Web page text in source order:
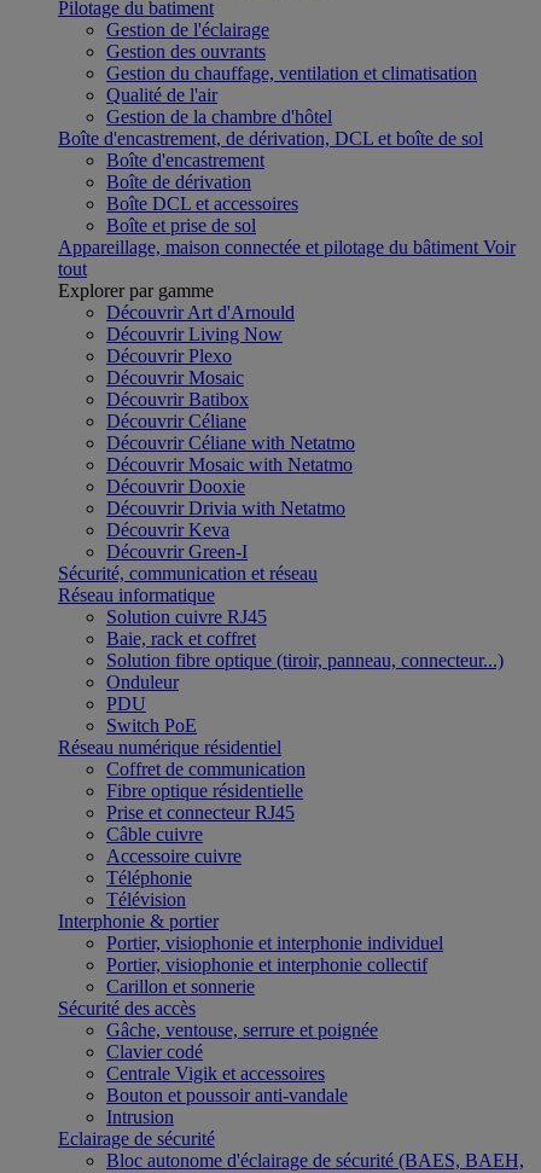
Pilotage du batiment
Gestion de l'éclairage
Gestion des ouvrants
Gestion du chauffage, ventilation et climatisation
Qualité de l'air
Gestion de la chambre d'hôtel
Boîte d'encastrement, de dérivation, DCL et boîte de sol
Boîte d'encastrement
Boîte de dérivation
Boîte DCL et accessoires
Boîte et prise de sol
Appareillage, maison connectée et pilotage du bâtiment Voir
tout
Explorer par gamme
Découvrir Art d'Arnould
Découvrir Living Now
Découvrir Plexo
Découvrir Mosaic
Découvrir Batibox
Découvrir Céliane
Découvrir Céliane with Netatmo
Découvrir Mosaic with Netatmo
Découvrir Dooxie
Découvrir Drivia with Netatmo
Découvrir Keva
Découvrir Green-I
Sécurité, communication et réseau
Réseau informatique
Solution cuivre RJ45
Baie, rack et coffret
Solution fibre optique (tiroir, panneau, connecteur...)
Onduleur
PDU
Switch PoE
Réseau numérique résidentiel
Coffret de communication
Fibre optique résidentielle
Prise et connecteur RJ45
Câble cuivre
Accessoire cuivre
Téléphonie
Télévision
Interphonie & portier
Portier, visiophonie et interphonie individuel
Portier, visiophonie et interphonie collectif
Carillon et sonnerie
Sécurité des accès
Gâche, ventouse, serrure et poignée
Clavier codé
Centrale Vigik et accessoires
Bouton et poussoir anti-vandale
Intrusion
Eclairage de sécurité
Bloc autonome d'éclairage de sécurité (BAES, BAEH,